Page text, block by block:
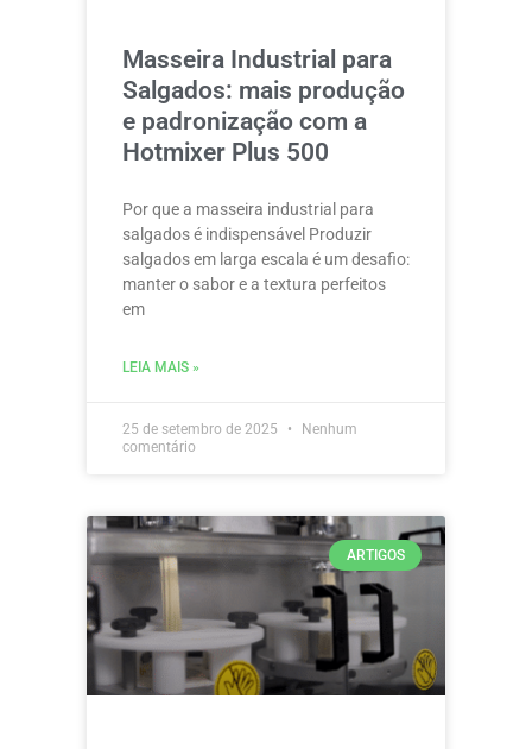
Masseira Industrial para
Salgados: mais produção
e padronização com a
Hotmixer Plus 500
Por que a masseira industrial para
salgados é indispensável Produzir
salgados em larga escala é um desafio:
manter o sabor e a textura perfeitos
em
LEIA MAIS »
25 de setembro de 2025
Nenhum
comentário
ARTIGOS